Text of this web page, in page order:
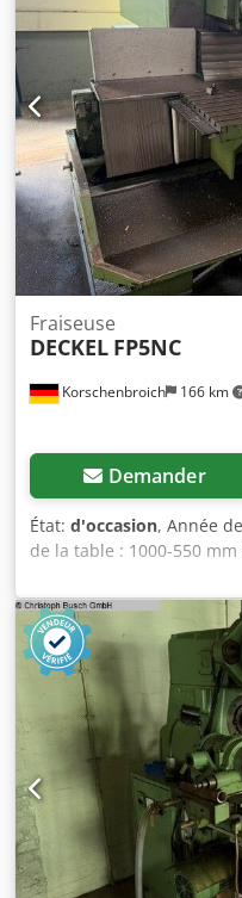
Korschenbroich 166 km
Fraiseuse
DECKEL FP5NC
Demander
État: d'occasion, Année
de la table : 1000-550
Grundig Course sur l'axe
Dedpfxoztfxpj Agpswa
commande : Grundig
capacité de chargement